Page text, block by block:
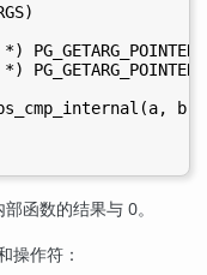
b)
函数的结果与 0。
操作符：